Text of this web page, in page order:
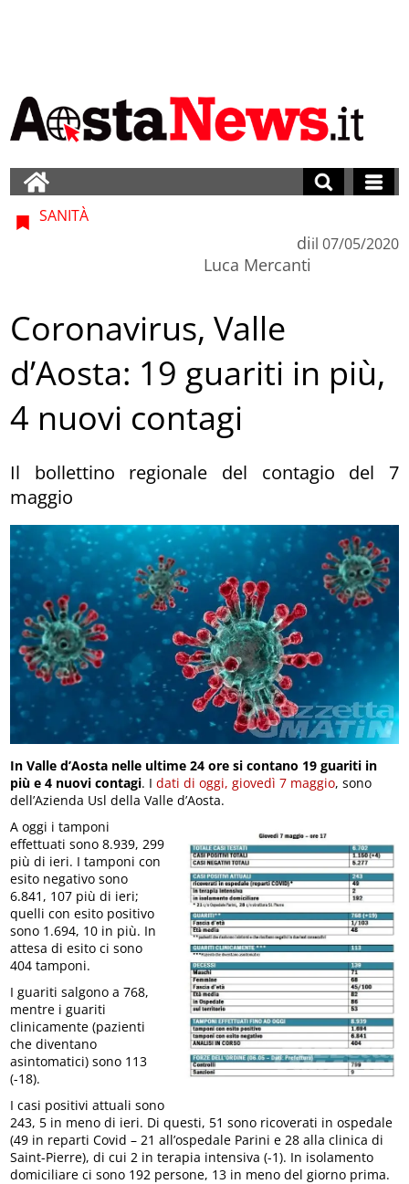
SANITÀ
di
Luca Mercanti
il 07/05/2020
Coronavirus, Valle
d’Aosta: 19 guariti in più,
4 nuovi contagi
Il bollettino regionale del contagio del 7
maggio
In Valle d’Aosta nelle ultime 24 ore si contano 19 guariti in
più e 4 nuovi contagi. Idati di oggi, giovedì 7 maggio, sono
dell’Azienda Usl della Valle d’Aosta.
A oggi i tamponi
effettuati sono 8.939, 299
più di ieri. I tamponi con
esito negativo sono
6.841, 107 più di ieri;
quelli con esito positivo
sono 1.694, 10 in più. In
attesa di esito ci sono
404 tamponi.
I guariti salgono a 768,
mentre i guariti
clinicamente (pazienti
che diventano
asintomatici) sono 113
(-18).
I casi positivi attuali sono
243, 5 in meno di ieri. Di questi, 51 sono ricoverati in ospedale
(49 in reparti Covid – 21 all’ospedale Parini e 28 alla clinica di
Saint-Pierre), di cui 2 in terapia intensiva (-1). In isolamento
domiciliare ci sono 192 persone, 13 in meno del giorno prima.